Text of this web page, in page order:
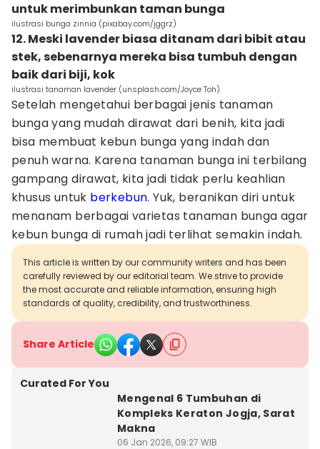
untuk merimbunkan taman bunga
ilustrasi bunga zinnia (pixabay.com/jggrz)
12. Meski lavender biasa ditanam dari bibit atau
stek, sebenarnya mereka bisa tumbuh dengan
baik dari biji, kok
ilustrasi tanaman lavender (unsplash.com/Joyce Toh)
Setelah mengetahui berbagai jenis tanaman
bunga yang mudah dirawat dari benih, kita jadi
bisa membuat kebun bunga yang indah dan
penuh warna. Karena tanaman bunga ini terbilang
gampang dirawat, kita jadi tidak perlu keahlian
khusus untuk berkebun. Yuk, beranikan diri untuk
menanam berbagai varietas tanaman bunga agar
kebun bunga di rumah jadi terlihat semakin indah.
This article is written by our community writers and has been
carefully reviewed by our editorial team. We strive to provide
the most accurate and reliable information, ensuring high
standards of quality, credibility, and trustworthiness.
Share Article
Curated For You
Mengenal 6 Tumbuhan di
Kompleks Keraton Jogja, Sarat
Makna
06 Jan 2026, 09:27 WIB